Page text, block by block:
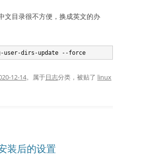
文目录很不方便，换成英文的办
12-14。属于日志分类，被贴了 linux
装后的设置